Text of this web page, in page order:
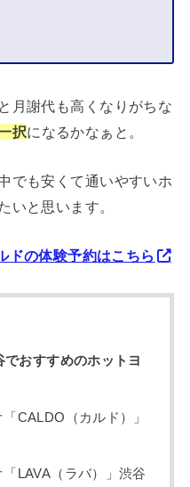
月謝代も高くなりがちな
択になるかなぁと。
でも安くて通いやすいホ
いと思います。
ドの体験予約はこちら
おすすめのホットヨ
CALDO（カルド）」
LAVA（ラバ）」渋谷